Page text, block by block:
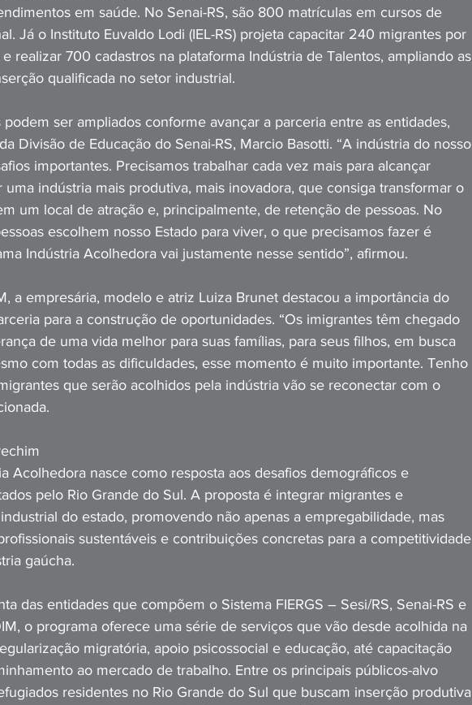
em saúde. No Senai-RS, são 800 matrículas em cursos de
Já o Instituto Euvaldo Lodi (IEL-RS) projeta capacitar 240 migrantes por
realizar 700 cadastros na plataforma Indústria de Talentos, ampliando as
qualificada no setor industrial.
podem ser ampliados conforme avançar a parceria entre as entidades,
Divisão de Educação do Senai-RS, Marcio Basotti. “A indústria do nosso
importantes. Precisamos trabalhar cada vez mais para alcançar
uma indústria mais produtiva, mais inovadora, que consiga transformar o
um local de atração e, principalmente, de retenção de pessoas. No
escolhem nosso Estado para viver, o que precisamos fazer é
Indústria Acolhedora vai justamente nesse sentido”, afirmou.
a empresária, modelo e atriz Luiza Brunet destacou a importância do
para a construção de oportunidades. “Os imigrantes têm chegado
de uma vida melhor para suas famílias, para seus filhos, em busca
com todas as dificuldades, esse momento é muito importante. Tenho
que serão acolhidos pela indústria vão se reconectar com o
Acolhedora nasce como resposta aos desafios demográficos e
pelo Rio Grande do Sul. A proposta é integrar migrantes e
do estado, promovendo não apenas a empregabilidade, mas
sustentáveis e contribuições concretas para a competitividade
gaúcha.
das entidades que compõem o Sistema FIERGS – Sesi/RS, Senai-RS e
o programa oferece uma série de serviços que vão desde acolhida na
migratória, apoio psicossocial e educação, até capacitação
ao mercado de trabalho. Entre os principais públicos-alvo
residentes no Rio Grande do Sul que buscam inserção produtiva